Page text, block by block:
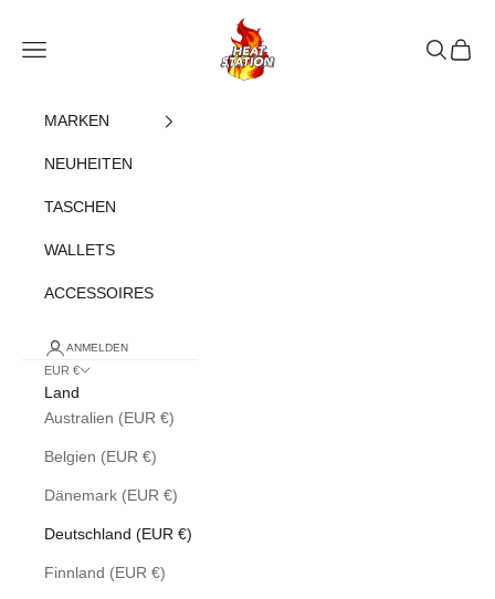
heatstation
Navigationsmenü öffnen
Suche
MARKEN
NEUHEITEN
TASCHEN
WALLETS
ACCESSOIRES
ANMELDEN
EUR €
Land
Australien (EUR €)
Belgien (EUR €)
Dänemark (EUR €)
Deutschland (EUR €)
Finnland (EUR €)